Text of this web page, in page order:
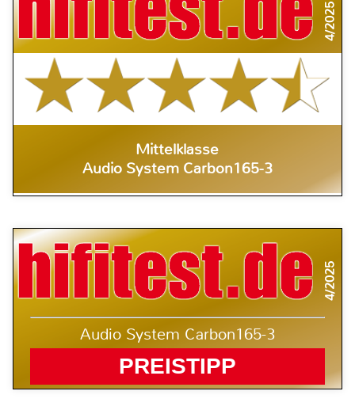
4/2025
Mittelklasse
Audio System Carbon165-3
4/2025
Audio System Carbon165-3
PREISTIPP